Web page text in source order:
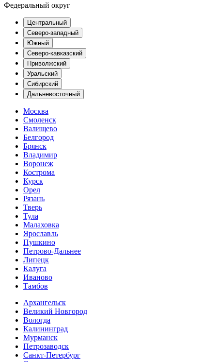
Федеральный округ
Центральный
Северо-западный
Южный
Северо-кавказский
Приволжский
Уральский
Сибирский
Дальневосточный
Москва
Смоленск
Валищево
Белгород
Брянск
Владимир
Воронеж
Кострома
Курск
Орел
Рязань
Тверь
Тула
Малаховка
Ярославль
Пушкино
Петрово-Дальнее
Липецк
Калуга
Иваново
Тамбов
Архангельск
Великий Новгород
Вологда
Калининград
Мурманск
Петрозаводск
Санкт-Петербург